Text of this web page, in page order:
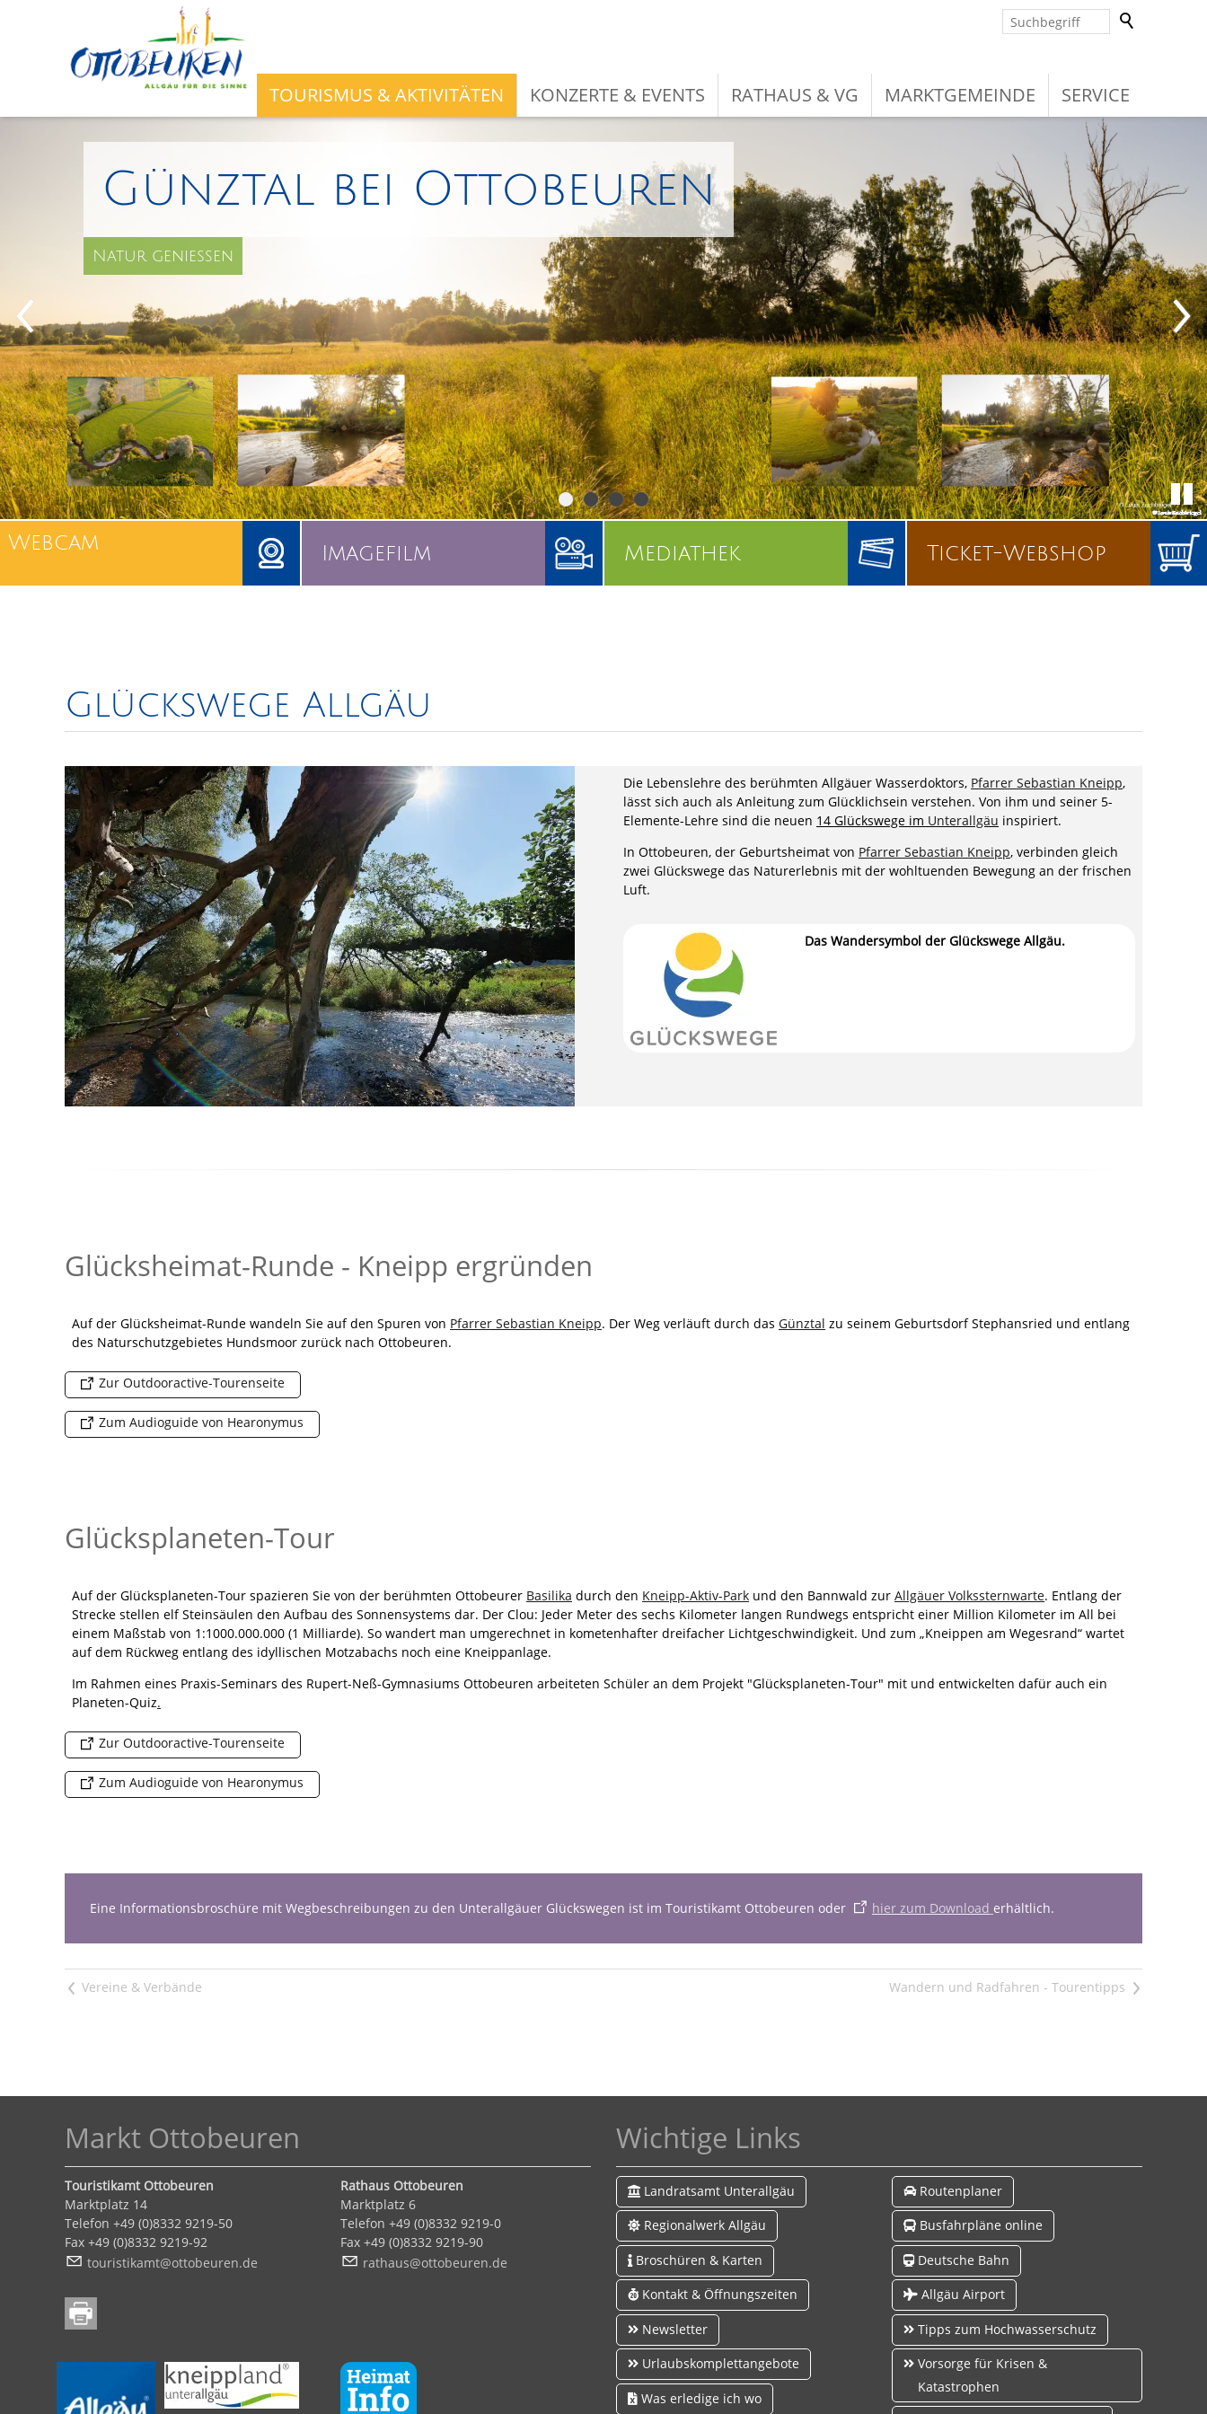
TOURISMUS & AKTIVITÄTEN KONZERTE & EVENTS RATHAUS & VG MARKTGEMEINDE SERVICE
Günztal bei Ottobeuren
Natur genießen
Webcam Imagefilm Mediathek Ticket-Webshop
Glückswege Allgäu
Die Lebenslehre des berühmten Allgäuer Wasserdoktors, Pfarrer Sebastian Kneipp,
lässt sich auch als Anleitung zum Glücklichsein verstehen. Von ihm und seiner 5-
Elemente-Lehre sind die neuen 14 Glückswege im Unterallgäu inspiriert.
In Ottobeuren, der Geburtsheimat von Pfarrer Sebastian Kneipp, verbinden gleich
zwei Glückswege das Naturerlebnis mit der wohltuenden Bewegung an der frischen
Luft.
Das Wandersymbol der Glückswege Allgäu.
Glücksheimat-Runde - Kneipp ergründen
Auf der Glücksheimat-Runde wandeln Sie auf den Spuren von Pfarrer Sebastian Kneipp. Der Weg verläuft durch das Günztal zu seinem Geburtsdorf Stephansried und entlang
des Naturschutzgebietes Hundsmoor zurück nach Ottobeuren.
Zur Outdooractive-Tourenseite
Zum Audioguide von Hearonymus
Glücksplaneten-Tour
Auf der Glücksplaneten-Tour spazieren Sie von der berühmten Ottobeurer Basilika durch den Kneipp-Aktiv-Park und den Bannwald zur Allgäuer Volkssternwarte. Entlang der
Strecke stellen elf Steinsäulen den Aufbau des Sonnensystems dar. Der Clou: Jeder Meter des sechs Kilometer langen Rundwegs entspricht einer Million Kilometer im All bei
einem Maßstab von 1:1000.000.000 (1 Milliarde). So wandert man umgerechnet in kometenhafter dreifacher Lichtgeschwindigkeit. Und zum „Kneippen am Wegesrand“ wartet
auf dem Rückweg entlang des idyllischen Motzabachs noch eine Kneippanlage.
Im Rahmen eines Praxis-Seminars des Rupert-Neß-Gymnasiums Ottobeuren arbeiteten Schüler an dem Projekt "Glücksplaneten-Tour" mit und entwickelten dafür auch ein
Planeten-Quiz.
Zur Outdooractive-Tourenseite
Zum Audioguide von Hearonymus
Eine Informationsbroschüre mit Wegbeschreibungen zu den Unterallgäuer Glückswegen ist im Touristikamt Ottobeuren oder hier zum Download erhältlich.
< >
Markt Ottobeuren
Touristikamt Ottobeuren
Marktplatz 14
Telefon +49 (0)8332 9219-50
Fax +49 (0)8332 9219-92
t
r st k mt tt b r n d
Rathaus Ottobeuren
Marktplatz 6
Telefon +49 (0)8332 9219-0
Fax +49 (0)8332 9219-90
r th s tt b r n d
Wichtige Links
Landratsamt Unterallgäu
Regionalwerk Allgäu
Broschüren & Karten
Kontakt & Öffnungszeiten
Newsletter
Urlaubskomplettangebote
Was erledige ich wo
Routenplaner
Busfahrpläne online
Deutsche Bahn
Allgäu Airport
Tipps zum Hochwasserschutz
Vorsorge für Krisen &
Katastrophen